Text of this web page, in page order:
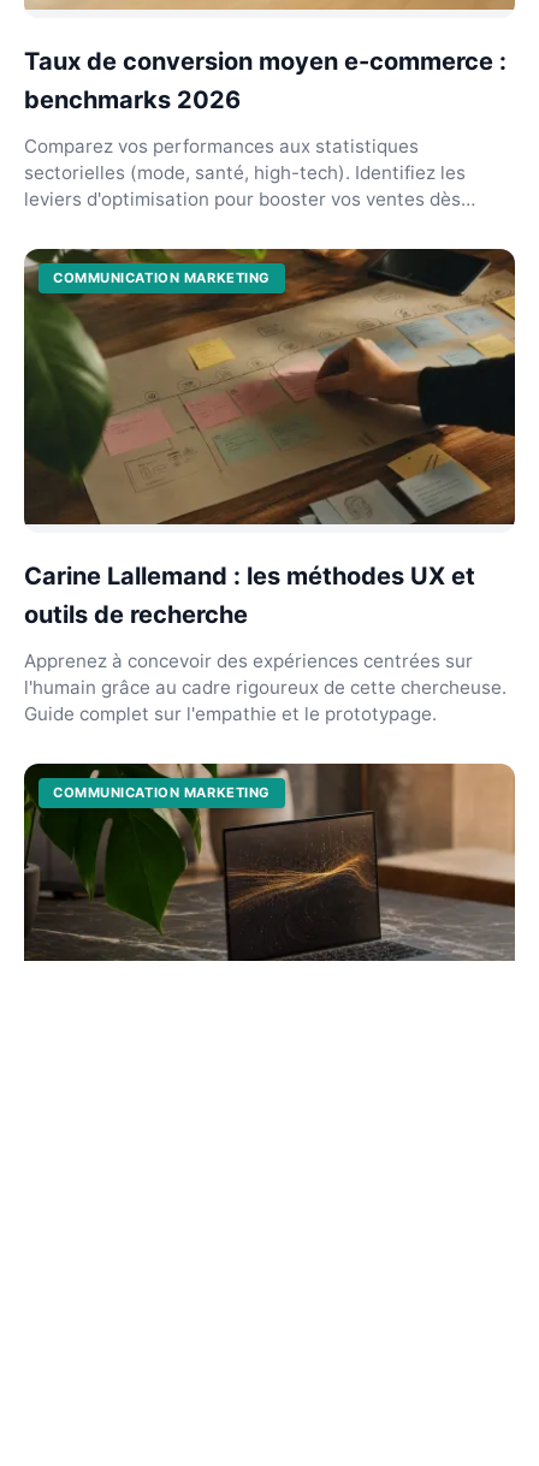
Taux de conversion moyen e-commerce :
benchmarks 2026
Comparez vos performances aux statistiques
sectorielles (mode, santé, high-tech). Identifiez les
leviers d'optimisation pour booster vos ventes dès
COMMUNICATION MARKETING
Carine Lallemand : les méthodes UX et
outils de recherche
Apprenez à concevoir des expériences centrées sur
l'humain grâce au cadre rigoureux de cette chercheuse.
Guide complet sur l'empathie et le prototypage.
COMMUNICATION MARKETING